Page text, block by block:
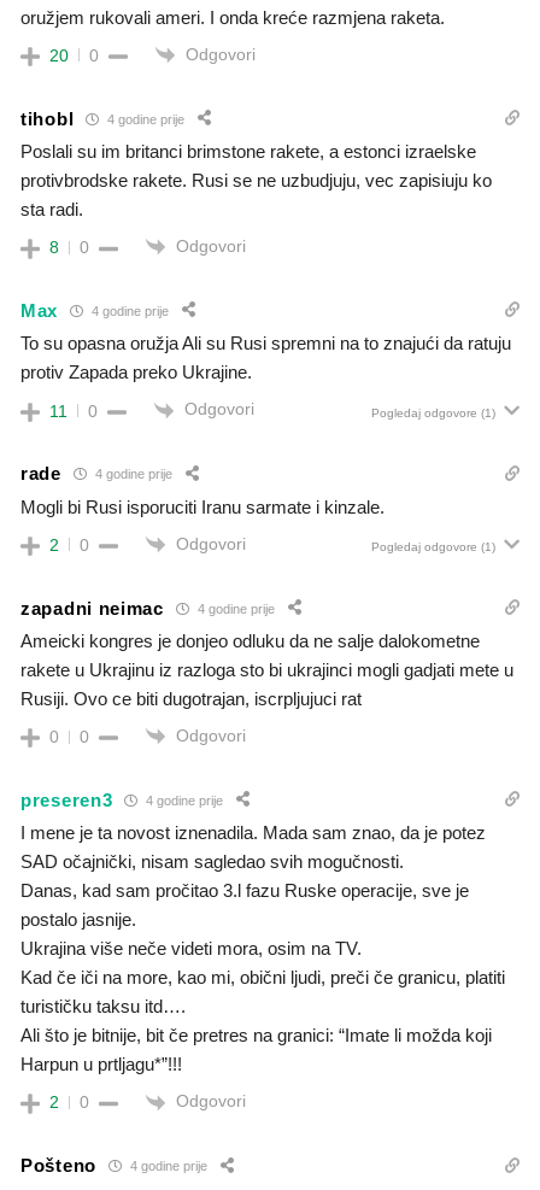
oružjem rukovali ameri. I onda kreće razmjena raketa.
20 0 Odgovori
tihobl 4 godine prije
Poslali su im britanci brimstone rakete, a estonci izraelske
protivbrodske rakete. Rusi se ne uzbudjuju, vec zapisiuju ko
sta radi.
8 0 Odgovori
Max 4 godine prije
To su opasna oružja Ali su Rusi spremni na to znajući da ratuju
protiv Zapada preko Ukrajine.
11 0 Odgovori Pogledaj odgovore (1)
rade 4 godine prije
Mogli bi Rusi isporuciti Iranu sarmate i kinzale.
2 0 Odgovori Pogledaj odgovore (1)
zapadni neimac 4 godine prije
Ameicki kongres je donjeo odluku da ne salje dalokometne
rakete u Ukrajinu iz razloga sto bi ukrajinci mogli gadjati mete u
Rusiji. Ovo ce biti dugotrajan, iscrpljujuci rat
0 0 Odgovori
preseren3 4 godine prije
I mene je ta novost iznenadila. Mada sam znao, da je potez
SAD očajnički, nisam sagledao svih mogučnosti.
Danas, kad sam pročitao 3.l fazu Ruske operacije, sve je
postalo jasnije.
Ukrajina više neče videti mora, osim na TV.
Kad če iči na more, kao mi, obični ljudi, preči če granicu, platiti
turističku taksu itd….
Ali što je bitnije, bit če pretres na granici: “Imate li možda koji
Harpun u prtljagu*”!!!
2 0 Odgovori
Pošteno 4 godine prije